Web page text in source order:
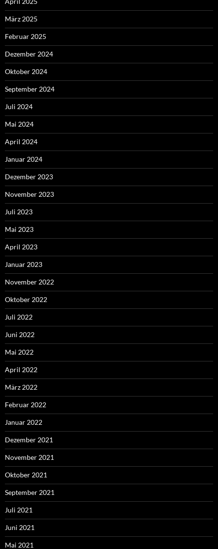
März 2025
Februar 2025
Dezember 2024
Oktober 2024
September 2024
Juli 2024
Mai 2024
April 2024
Januar 2024
Dezember 2023
November 2023
Juli 2023
Mai 2023
April 2023
Januar 2023
November 2022
Oktober 2022
Juli 2022
Juni 2022
Mai 2022
April 2022
März 2022
Februar 2022
Januar 2022
Dezember 2021
November 2021
Oktober 2021
September 2021
Juli 2021
Juni 2021
Mai 2021